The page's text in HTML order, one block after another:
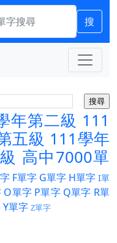
搜
年第二級 111
五級 111學年
高中7000單
F單字 G單字 H單字 I單
O單字 P單字 Q單字 R單
Y單字 Z單字